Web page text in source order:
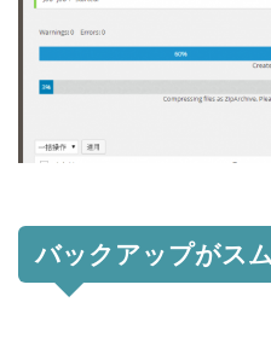
バックアップがス